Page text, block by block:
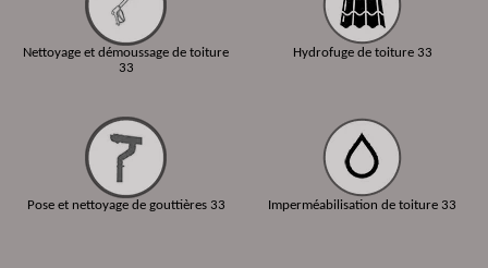
Nettoyage et démoussage de toiture
33
Pose et nettoyage de gouttières 33
Hydrofuge de toiture 33
Imperméabilisation de toiture 33